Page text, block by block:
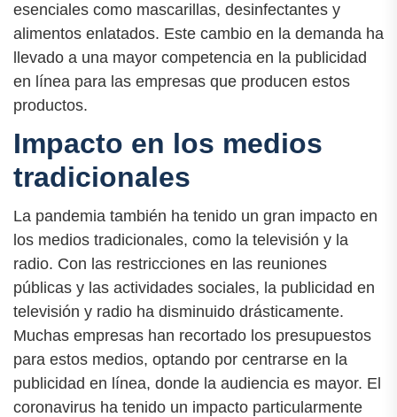
esenciales como mascarillas, desinfectantes y
alimentos enlatados. Este cambio en la demanda ha
llevado a una mayor competencia en la publicidad
en línea para las empresas que producen estos
productos.
Impacto en los medios
tradicionales
La pandemia también ha tenido un gran impacto en
los medios tradicionales, como la televisión y la
radio. Con las restricciones en las reuniones
públicas y las actividades sociales, la publicidad en
televisión y radio ha disminuido drásticamente.
Muchas empresas han recortado los presupuestos
para estos medios, optando por centrarse en la
publicidad en línea, donde la audiencia es mayor. El
coronavirus ha tenido un impacto particularmente